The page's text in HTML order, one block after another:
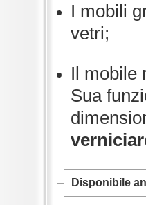
I mobili
vetri;
Il mobile
Sua
Disponibile